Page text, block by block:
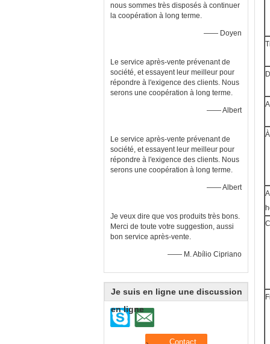
nous sommes très disposés à continuer
la coopération à long terme.
—— Doyen
Le service après-vente prévenant de
société, et essayent leur meilleur pour
répondre à l'exigence des clients. Nous
serons une coopération à long terme.
—— Albert
Le service après-vente prévenant de
société, et essayent leur meilleur pour
répondre à l'exigence des clients. Nous
serons une coopération à long terme.
—— Albert
Je veux dire que vos produits très bons.
Merci de toute votre suggestion, aussi
bon service après-vente.
—— M. Abílio Cipriano
Je suis en ligne une discussion
en ligne